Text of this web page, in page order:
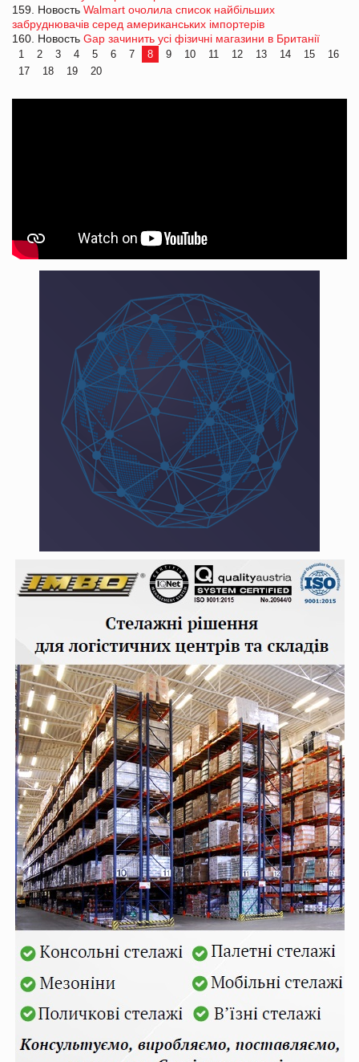
159. Новость Walmart очолила список найбільших
забруднювачів серед американських імпортерів
160. Новость Gap зачинить усі фізичні магазини в Британії
1 2 3 4 5 6 7 8 9 10 11 12 13 14 15
16
17
18 19 20